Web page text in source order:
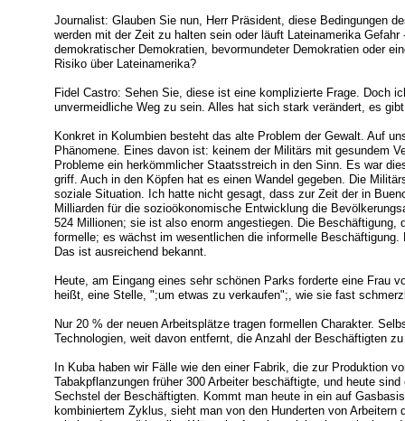
Journalist: Glauben Sie nun, Herr Präsident, diese Bedingungen
werden mit der Zeit zu halten sein oder läuft Lateinamerika
demokratischer Demokratien, bevormundeter Demokratien oder
Risiko über Lateinamerika?
Fidel Castro: Sehen Sie, diese ist eine komplizierte Frage. Doch
unvermeidliche Weg zu sein. Alles hat sich stark verändert, es
Konkret in Kolumbien besteht das alte Problem der Gewalt. Auf
Phänomene. Eines davon ist: keinem der Militärs mit gesundem
Probleme ein herkömmlicher Staatsstreich in den Sinn. Es war
griff. Auch in den Köpfen hat es einen Wandel gegeben. Die
soziale Situation. Ich hatte nicht gesagt, dass zur Zeit der in
Milliarden für die sozioökonomische Entwicklung die
524 Millionen; sie ist also enorm angestiegen. Die
formelle; es wächst im wesentlichen die informelle
Das ist ausreichend bekannt.
Heute, am Eingang eines sehr schönen Parks forderte eine Frau
heißt, eine Stelle, ";um etwas zu verkaufen";, wie sie fast
Nur 20 % der neuen Arbeitsplätze tragen formellen Charakter.
Technologien, weit davon entfernt, die Anzahl der Beschäftigten
In Kuba haben wir Fälle wie den einer Fabrik, die zur Produktion
Tabakpflanzungen früher 300 Arbeiter beschäftigte, und heute
Sechstel der Beschäftigten. Kommt man heute in ein auf
kombiniertem Zyklus, sieht man von den Hunderten von Arbeitern